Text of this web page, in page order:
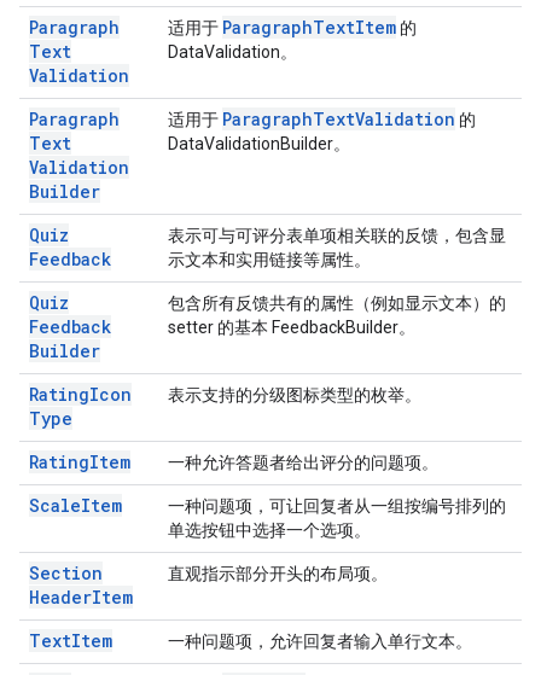
Paragraph
Text
Validation
适用于 ParagraphTextItem 的
DataValidation。
Paragraph
Text
Validation
Builder
适用于 ParagraphTextValidation 的
DataValidationBuilder。
Quiz
Feedback
表示可与可评分表单项相关联的反馈，包含显
示文本和实用链接等属性。
Quiz
Feedback
Builder
包含所有反馈共有的属性（例如显示文本）的
setter 的基本 FeedbackBuilder。
RatingIcon
Type
表示支持的分级图标类型的枚举。
RatingItem 一种允许答题者给出评分的问题项。
ScaleItem
一种问题项，可让回复者从一组按编号排列的
单选按钮中选择一个选项。
Section
HeaderItem
直观指示部分开头的布局项。
TextItem 一种问题项，允许回复者输入单行文本。